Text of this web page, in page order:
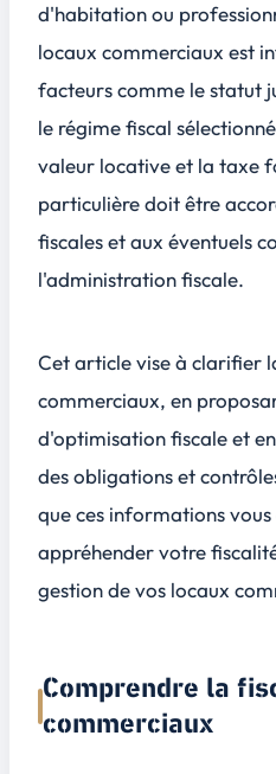
d'habitation ou
locaux commerciaux est
facteurs comme le statut
le régime fiscal
valeur locative et la taxe
particulière doit être
fiscales et aux éventuels
l'administration fiscale.
Cet article vise à clarifier
commerciaux, en
d'optimisation fiscale et
des obligations et
que ces informations
appréhender votre
gestion de vos locaux
Comprendre la
commerciaux